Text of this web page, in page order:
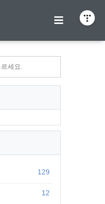
129
12
티스토리툴바